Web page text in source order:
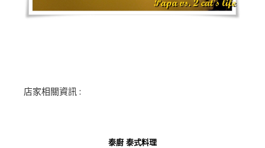
店家相關資訊 :
泰廚 泰式料理